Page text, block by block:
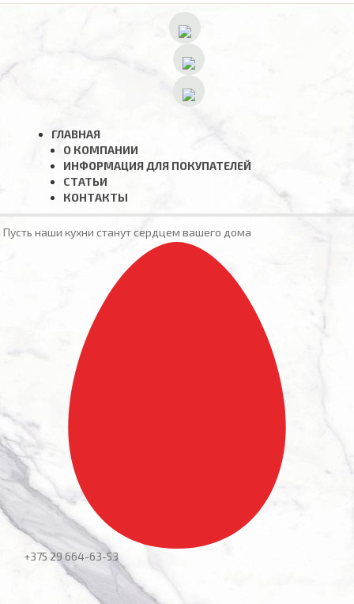
ГЛАВНАЯ
О КОМПАНИИ
ИНФОРМАЦИЯ ДЛЯ ПОКУПАТЕЛЕЙ
СТАТЬИ
КОНТАКТЫ
Пусть наши кухни станут сердцем вашего дома
+375 29 664-63-53